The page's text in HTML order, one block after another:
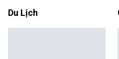
Du Lịch